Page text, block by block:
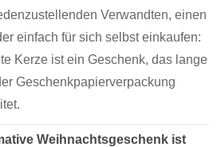
Verwandten, einen
einfach für sich selbst einkaufen:
Kerze ist ein Geschenk, das lange
Geschenkpapierverpackung
Weihnachtsgeschenk ist